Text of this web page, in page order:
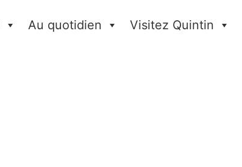
Au quotidien Visitez Quintin